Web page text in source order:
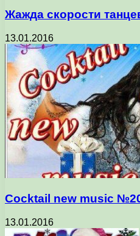
Жажда скорости
13.01.2016
Cocktail new music
13.01.2016